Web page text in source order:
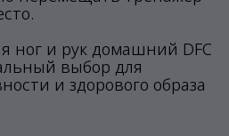
ног и рук домашний DFC
выбор для
и здорового образа